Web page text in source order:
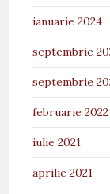
ianuarie 2024
septembrie
septembrie
februarie 2022
iulie 2021
aprilie 2021